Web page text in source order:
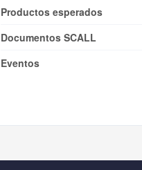
Productos esperados
Documentos SCALL
Eventos